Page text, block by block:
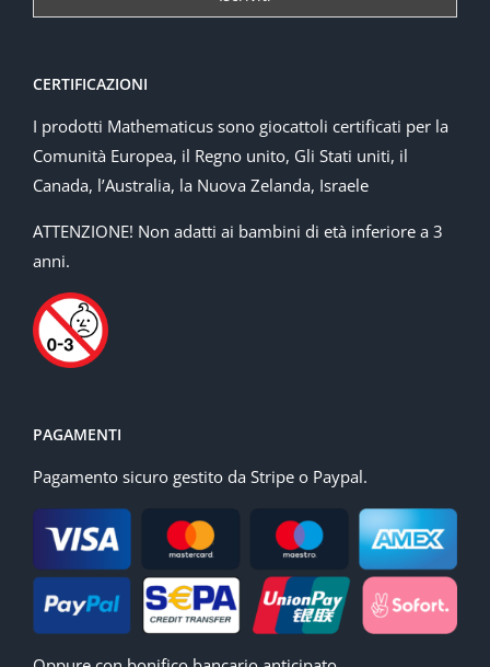
CERTIFICAZIONI
I prodotti Mathematicus sono giocattoli certificati per la
Comunità Europea, il Regno unito, Gli Stati uniti, il
Canada, l’Australia, la Nuova Zelanda, Israele
ATTENZIONE! Non adatti ai bambini di età inferiore a 3
anni.
PAGAMENTI
Pagamento sicuro gestito da Stripe o Paypal.